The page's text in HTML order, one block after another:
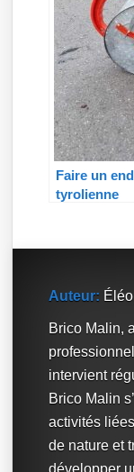
Faire un
tyrolienne
Auteur:
Brico Malin,
intervient
Brico Malin
activités
de nature et